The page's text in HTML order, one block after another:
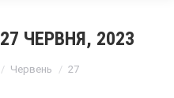
27 ЧЕРВНЯ, 2023
Червень 27